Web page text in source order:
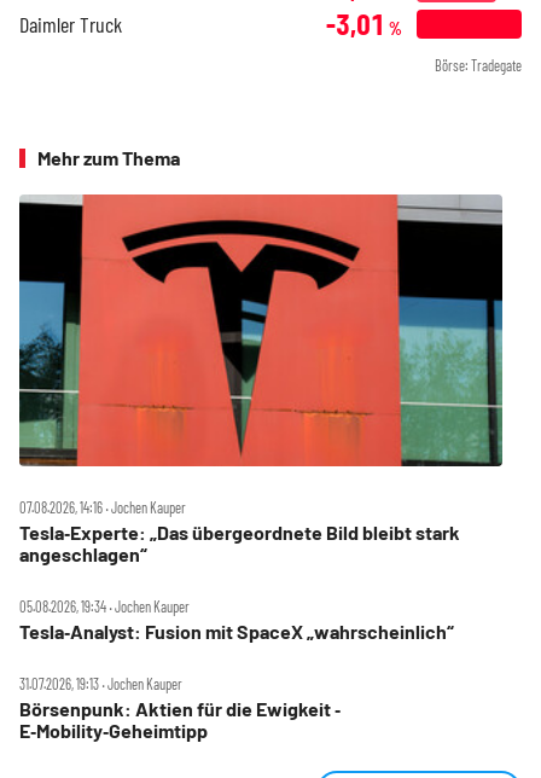
Daimler Truck -3,01 %
Börse: Tradegate
Mehr zum Thema
07.08.2026, 14:16 ‧ Jochen Kauper
Tesla‑Experte: „Das übergeordnete Bild bleibt stark
angeschlagen“
05.08.2026, 19:34 ‧ Jochen Kauper
Tesla‑Analyst: Fusion mit SpaceX „wahrscheinlich“
31.07.2026, 19:13 ‧ Jochen Kauper
Börsenpunk: Aktien für die Ewigkeit ‑
E‑Mobility‑Geheimtipp